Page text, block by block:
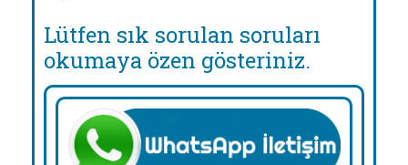
Lütfen sık sorulan soruları
okumaya özen gösteriniz.